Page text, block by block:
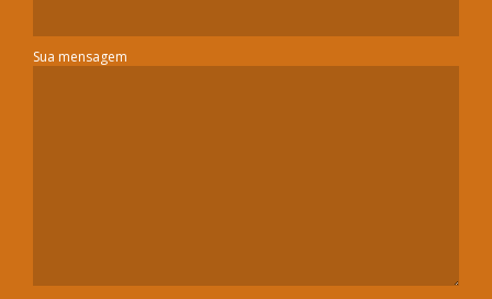
Sua mensagem